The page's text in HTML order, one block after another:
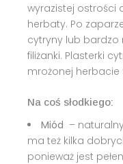
wyrazistej ostrości
herbaty. Po
cytryny lub bardzo
filiżanki. Plasterki
mrożonej herbacie
Na coś słodkiego:
Miód –
ma też kilka
ponieważ jest